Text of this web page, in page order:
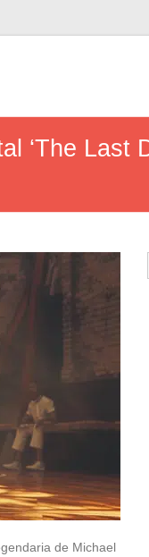
‘The Last
de Michael